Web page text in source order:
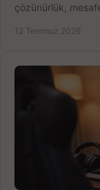
çözünürlük,
12 Temmuz 2026